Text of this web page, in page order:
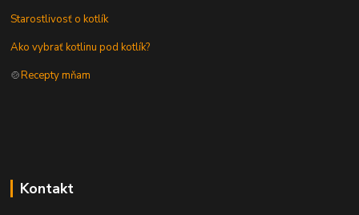
Starostlivosť o kotlík
Ako vybrať kotlinu pod kotlík?
🍲Recepty mňam
Kontakt